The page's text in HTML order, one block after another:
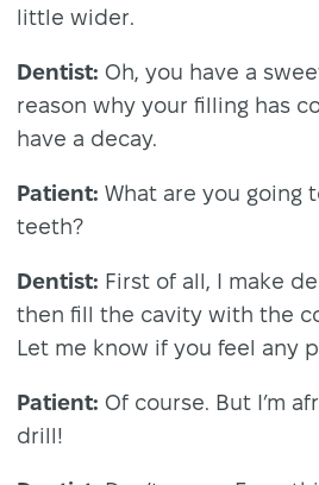
little wider.
Dentist: Oh, you have a
reason why your filling has
have a decay.
Patient: What are you going
teeth?
Dentist: First of all, I make
then fill the cavity with the
Let me know if you feel any
Patient: Of course. But I’m
drill!